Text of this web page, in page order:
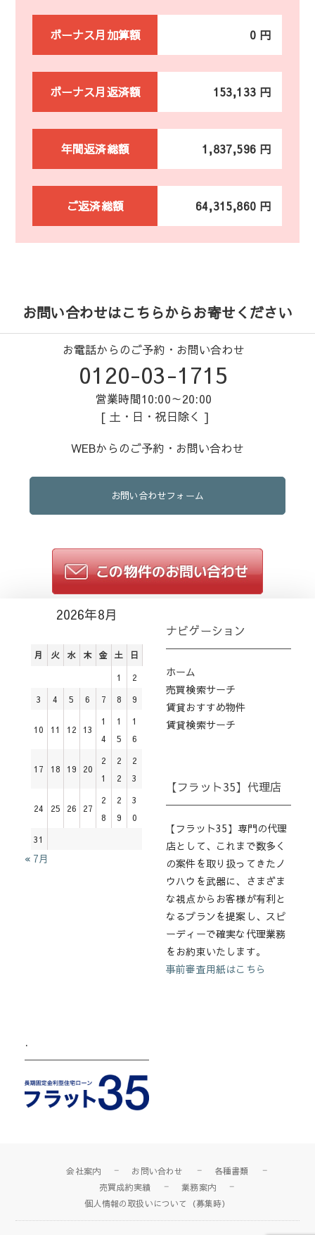
ボーナス月加算額 0 円
ボーナス月返済額 153,133 円
年間返済総額 1,837,596 円
ご返済総額 64,315,860 円
お問い合わせはこちらからお寄せください
お電話からのご予約・お問い合わせ
0120-03-1715
営業時間10:00～20:00
[ 土・日・祝日除く ]
WEBからのご予約・お問い合わせ
お問い合わせフォーム
2026年8月
月 火 水 木 金 土 日
1
2
3
4 5 6 7 8 9
10 11 12 13
1
4
1
5
1
6
17 18 19 20
2
1
2
2
2
3
24 25 26 27
2
8
2
9
3
0
31
« 7月
ナビゲーション
ホーム
売買検索サーチ
賃貸おすすめ物件
賃貸検索サーチ
【フラット35】代理店
【フラット35】専門の代理
店として、これまで数多く
の案件を取り扱ってきたノ
ウハウを武器に、さまざま
な視点からお客様が有利と
なるプランを提案し、スピ
ーディーで確実な代理業務
をお約束いたします。
事前審査用紙はこちら
.
会社案内 お問い合わせ
各種書類
売買成約実績
業務案内
個人情報の取扱いについて（募集時）